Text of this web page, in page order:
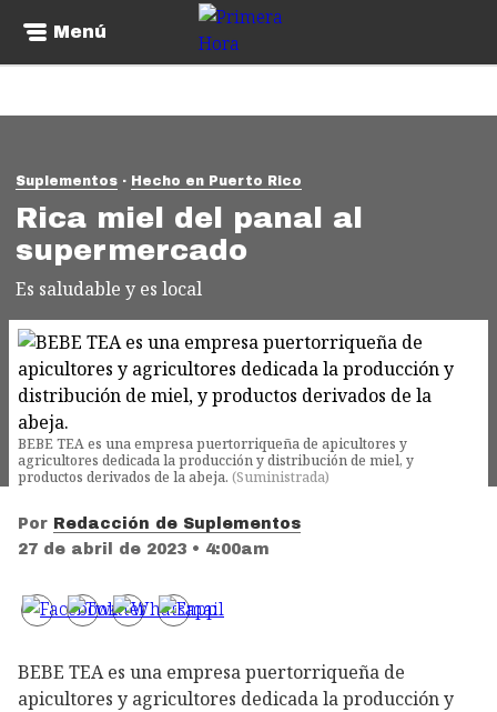
Menú
Suplementos Hecho en Puerto Rico
Rica miel del panal al
supermercado
Es saludable y es local
BEBE TEA es una empresa puertorriqueña de apicultores y
agricultores dedicada la producción y distribución de miel, y
productos derivados de la abeja. (Suministrada)
Por Redacción de Suplementos
27 de abril de 2023 • 4:00am
BEBE TEA es una empresa puertorriqueña de
apicultores y agricultores dedicada la producción y